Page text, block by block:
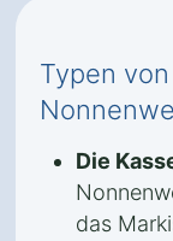
Typen
Die
das